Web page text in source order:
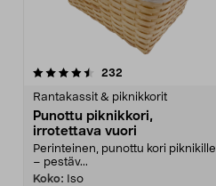
232
Rantakassit & piknikkorit
Punottu piknikkori,
irrotettava vuori
Perinteinen, punottu kori piknikille
– pestäv...
Koko:
Iso
4.5viidestä